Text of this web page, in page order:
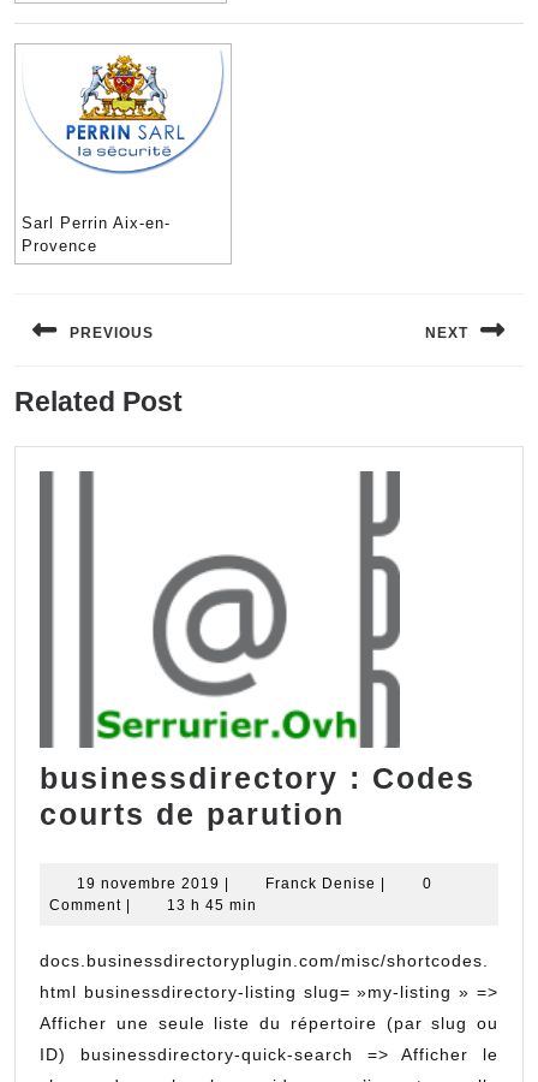
Sarl Perrin Aix-en-
Provence
de
PREVIOUS
post:
NEXT
Related Post
businessdirectory : Codes
courts de parution
Codes
de
parution
19 novembre 2019 19
novembre
| Franck Denise Franck
|
0
Comment | 13 h 45 min
docs.businessdirectoryplugin.com/misc/shortcodes.
html businessdirectory-listing slug= »my-listing » =>
Afficher une seule liste du répertoire (par slug ou
ID) businessdirectory-quick-search => Afficher le